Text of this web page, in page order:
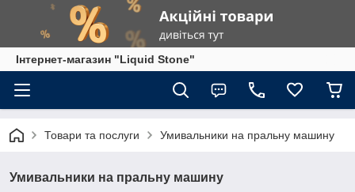
Інтернет-магазин "Liquid Stone"
Товари та послуги Умивальники на пральну машину
Умивальники на пральну машину